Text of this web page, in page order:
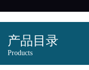
产品目录
Products